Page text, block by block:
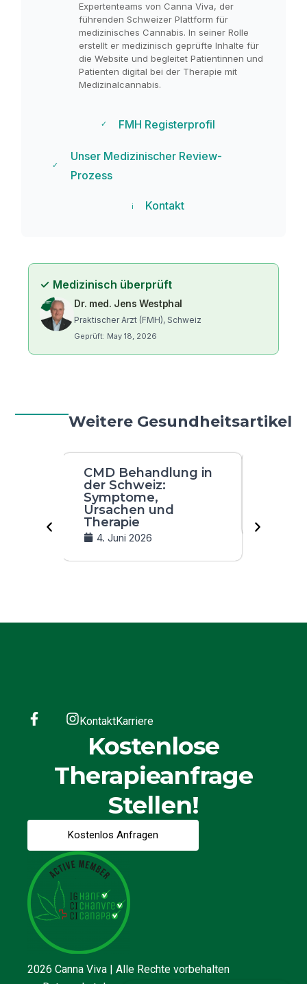
Expertenteams von Canna Viva, der
führenden Schweizer Plattform für
medizinisches Cannabis. In seiner Rolle
erstellt er medizinisch geprüfte Inhalte für
die Website und begleitet Patientinnen und
Patienten digital bei der Therapie mit
Medizinalcannabis.
✓ FMH Registerprofil
✓
Unser Medizinischer Review-
Prozess
ℹ Kontakt
✓ Medizinisch überprüft
Dr. med. Jens Westphal
Praktischer Arzt (FMH), Schweiz
Geprüft: May 18, 2026
Weitere Gesundheitsartikel
CMD Behandlung in
der Schweiz:
Symptome,
Ursachen und
Therapie
4. Juni 2026
KontaktKarriere
Kostenlose
Therapieanfrage
Stellen!
Kostenlos Anfragen
2026 Canna Viva | Alle Rechte vorbehalten